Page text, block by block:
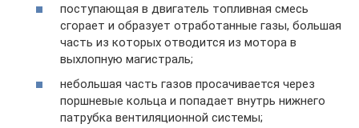
поступающая в двигатель топливная смесь
сгорает и образует отработанные газы, большая
часть из которых отводится из мотора в
выхлопную магистраль;
небольшая часть газов просачивается через
поршневые кольца и попадает внутрь нижнего
патрубка вентиляционной системы;